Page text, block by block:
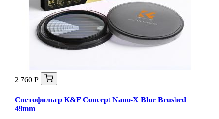
2 760 Р
Светофильтр K&F Concept Nano-X Blue Brushed
49mm